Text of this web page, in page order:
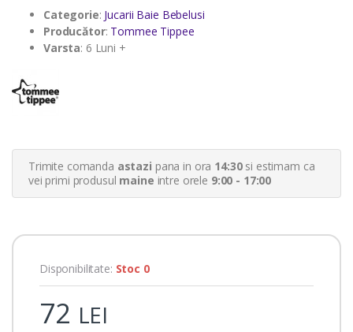
u
s
r
i
Categorie: Jucarii Baie Bebelusi
Producător: Tommee Tippee
Varsta: 6 Luni +
Trimite comanda astazi pana in ora 14:30si estimam ca
vei primi produsul maine intre orele 9:00 - 17:00
Disponibilitate: Stoc 0
72 LEI